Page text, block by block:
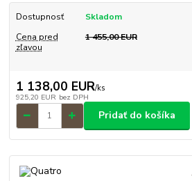
Dostupnosť
Skladom
Cena pred
zľavou
1 455,00 EUR
1 138,00 EUR/ks
925,20 EUR bez DPH
Pridať do košíka